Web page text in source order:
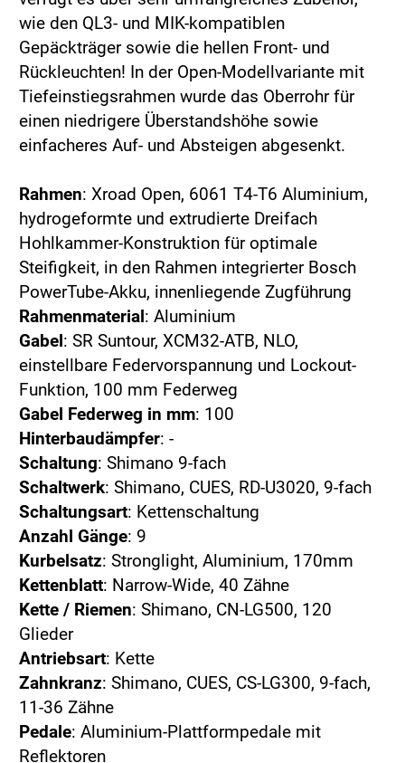
wie den QL3- und MIK-kompatiblen
Gepäckträger sowie die hellen Front- und
Rückleuchten! In der Open-Modellvariante mit
Tiefeinstiegsrahmen wurde das Oberrohr für
einen niedrigere Überstandshöhe sowie
einfacheres Auf- und Absteigen abgesenkt.
Rahmen: Xroad Open, 6061 T4-T6 Aluminium,
hydrogeformte und extrudierte Dreifach
Hohlkammer-Konstruktion für optimale
Steifigkeit, in den Rahmen integrierter Bosch
PowerTube-Akku, innenliegende Zugführung
Rahmenmaterial: Aluminium
Gabel: SR Suntour, XCM32-ATB, NLO,
einstellbare Federvorspannung und Lockout-
Funktion, 100 mm Federweg
Gabel Federweg in mm: 100
Hinterbaudämpfer: -
Schaltung: Shimano 9-fach
Schaltwerk: Shimano, CUES, RD-U3020, 9-fach
Schaltungsart: Kettenschaltung
Anzahl Gänge: 9
Kurbelsatz: Stronglight, Aluminium, 170mm
Kettenblatt: Narrow-Wide, 40 Zähne
Kette / Riemen: Shimano, CN-LG500, 120
Glieder
Antriebsart: Kette
Zahnkranz: Shimano, CUES, CS-LG300, 9-fach,
11-36 Zähne
Pedale: Aluminium-Plattformpedale mit
Reflektoren